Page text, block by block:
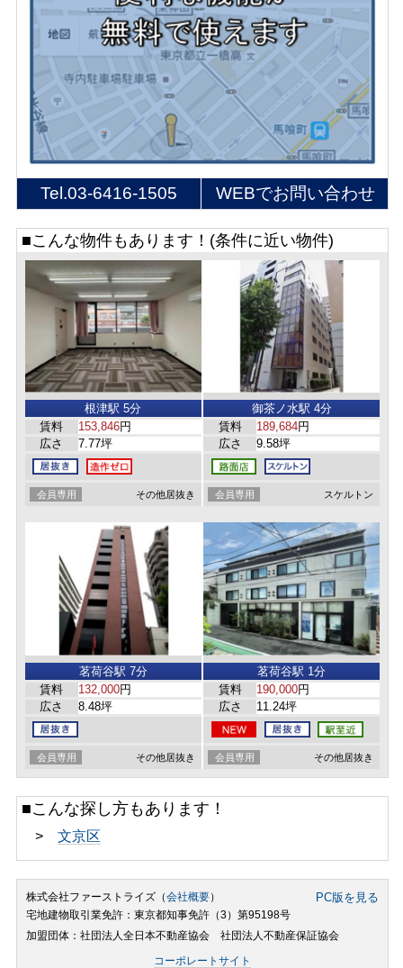
Tel.03-6416-1505 WEBでお問い合わせ
■こんな物件もあります！(条件に近い物件)
根津駅 5分
賃料
153,846円
広さ
7.77坪
会員専用 その他居抜き
御茶ノ水駅 4分
賃料
189,684円
広さ
9.58坪
会員専用 スケルトン
茗荷谷駅 7分
賃料
132,000円
広さ
8.48坪
会員専用 その他居抜き
茗荷谷駅 1分
賃料
190,000円
広さ
11.24坪
会員専用 その他居抜き
■こんな探し方もあります！
> 文京区
株式会社ファーストライズ（会社概要） PC版を見る
宅地建物取引業免許：東京都知事免許（3）第95198号
加盟団体：社団法人全日本不動産協会 社団法人不動産保証協会
コーポレートサイト